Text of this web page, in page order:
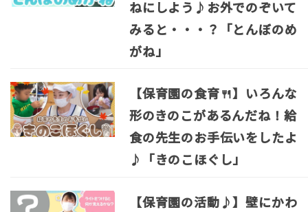
ねにしよう♪お外でのぞいて
みると・・・？「とんぼのめ
がね」
【保育園の食育🍴】いろんな
形のきのこがあるんだね！給
食の先生のお手伝いをしたよ
♪「きのこほぐし」
【保育園の活動♪】壁にかわ